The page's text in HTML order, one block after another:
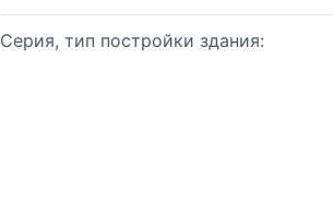
Серия, тип постройки здания: